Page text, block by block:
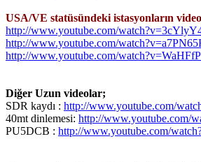
USA/VE statüsündeki istasyonların
http://www.youtube.com/
http://www.youtube.com/
http://www.youtube.com/
Diğer Uzun videolar;
SDR kaydı : http://www.youtube.com/
40mt dinlemesi: http://www.youtube.com/
PU5DCB : http://www.youtube.com/